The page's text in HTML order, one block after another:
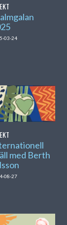
03-24
med Berth
08-27